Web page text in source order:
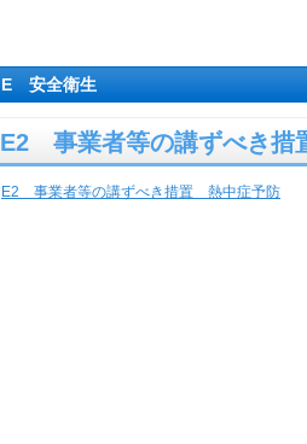
E 安全衛生
E2 事業者等の講ずべき
E2 事業者等の講ずべき措置 熱中症予防